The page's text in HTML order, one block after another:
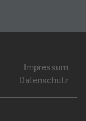
Impressum
Datenschutz